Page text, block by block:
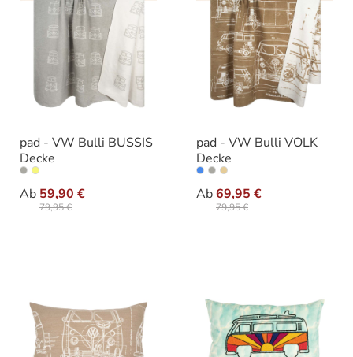
pad - VW Bulli BUSSIS
Decke
Ab 59,90 €
79,95 €
Farbe
pad - VW Bulli VOLK
Decke
Ab69,95 €
79,95 €
Farbe